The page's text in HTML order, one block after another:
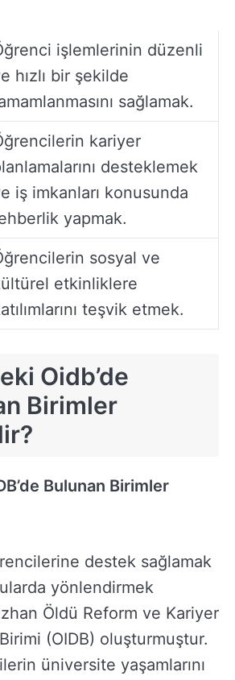
işlemlerinin düzenli
hızlı bir şekilde
sağlamak.
kariyer
desteklemek
iş imkanları konusunda
yapmak.
sosyal ve
etkinliklere
teşvik etmek.
Oidb’de
Birimler
Bulunan Birimler
destek sağlamak
yönlendirmek
Öldü Reform ve Kariyer
Birimi (OIDB) oluşturmuştur.
üniversite yaşamlarını